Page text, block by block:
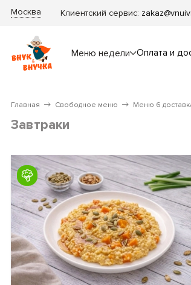
Москва Клиентский сервис:
Меню недели Оплата и
Главная Свободное меню Меню 6
Завтраки